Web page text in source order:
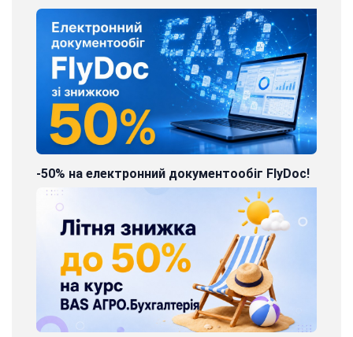
-50% на електронний документообіг FlyDoc!